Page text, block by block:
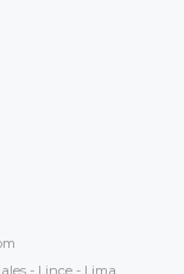
- Lince - Lima